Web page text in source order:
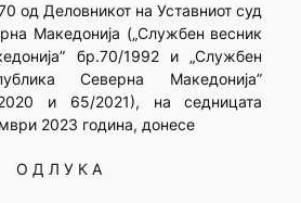
од Деловникот на Уставниот суд
Македонија („Службен весник
бр.70/1992 и „Службен
Северна Македонија”
и 65/2021), на седницата
2023 година, донесе
О Д Л У К А